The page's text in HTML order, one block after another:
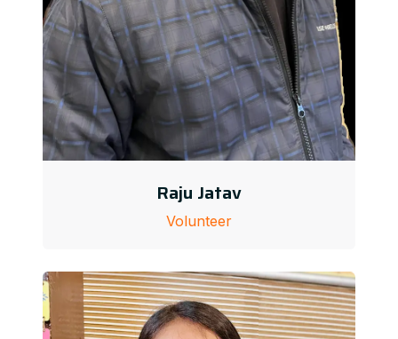
Raju Jatav
Volunteer